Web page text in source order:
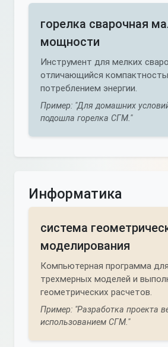
горелка сварочная
мощности
Инструмент для мелких
отличающийся
потреблением энергии.
Пример: "Для домашних
подошла горелка СГМ."
Информатика
система
моделирования
Компьютерная программа
трехмерных моделей и
геометрических расчетов.
Пример: "Разработка проекта
использованием СГМ."